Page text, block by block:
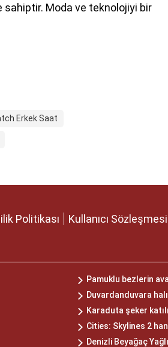
Moda ve teknolojiyi bir
Erkek Saat
Politikası Kullanıcı Sözleşmesi
Pamuklu bezlerin
Duvardanduvara
Karaduta şeker
Cities: Skylines 2
Denizli Beyağaç